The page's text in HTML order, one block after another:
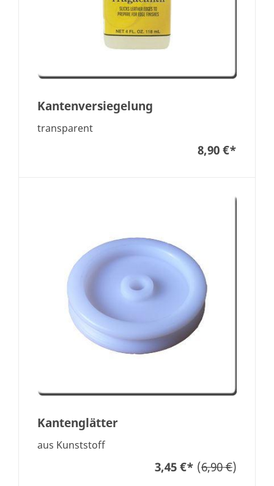
Kantenversiegelung
transparent
8,90 €*
Kantenglätter
aus Kunststoff
3,45 €* (6,90 €)